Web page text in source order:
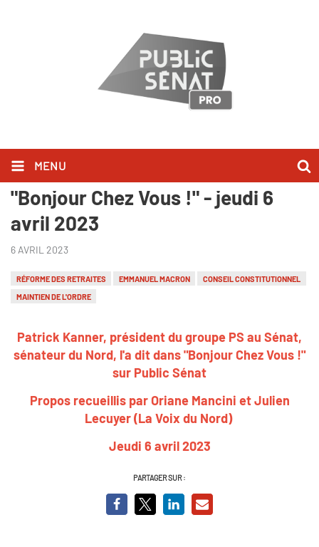
MENU
Patrick Kanner l'a dit dans
"Bonjour Chez Vous !" - jeudi 6
avril 2023
6 AVRIL 2023
RÉFORME DES RETRAITES EMMANUEL MACRON
CONSEIL CONSTITUTIONNEL
MAINTIEN DE L'ORDRE
Patrick Kanner, président du groupe PS au Sénat,
sénateur du Nord, l'a dit dans "Bonjour Chez Vous !"
sur Public Sénat
Propos recueillis par Oriane Mancini et Julien
Lecuyer (La Voix du Nord)
Jeudi 6 avril 2023
PARTAGER SUR :